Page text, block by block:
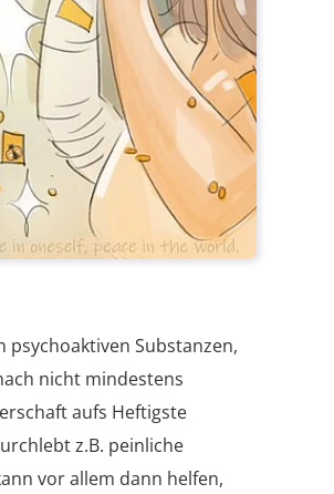
Substanzen,
nicht mindestens
aufs Heftigste
z.B. peinliche
vor allem dann helfen,